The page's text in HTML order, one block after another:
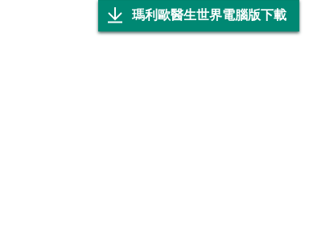
瑪利歐醫生世界電腦版下載